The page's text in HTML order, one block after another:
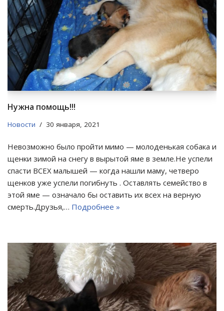
Нужна помощь!!!
Новости 30 января, 2021
Невозможно было пройти мимо — молоденькая собака и
щенки зимой на снегу в вырытой яме в земле.Не успели
спасти ВСЕХ малышей — когда нашли маму, четверо
щенков уже успели погибнуть . Оставлять семейство в
этой яме — означало бы оставить их всех на верную
смерть.Друзья,… Подробнее »